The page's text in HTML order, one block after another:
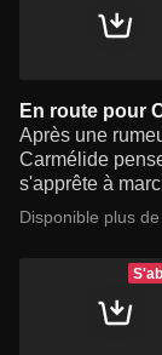
En route pour
Après une
Carmélide
s'apprête à
Disponible plus